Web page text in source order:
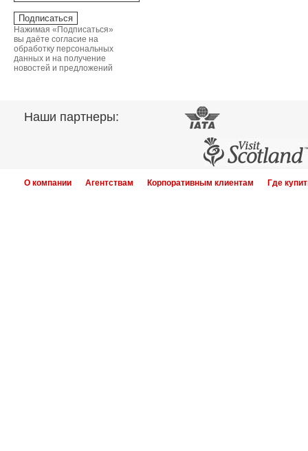
Нажимая «Подписаться»
вы даёте согласие на
обработку персональных
данных и на получение
новостей и предложений
Наши партнеры:
О компании Агентствам Корпоративным клиентам Где